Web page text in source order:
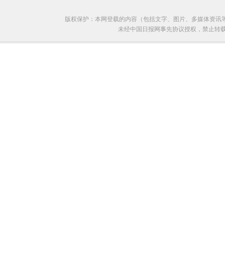
版权保护：本网登载的内容（包括文字、图片、多媒体资
未经中国日报网事先协议授权，禁止转